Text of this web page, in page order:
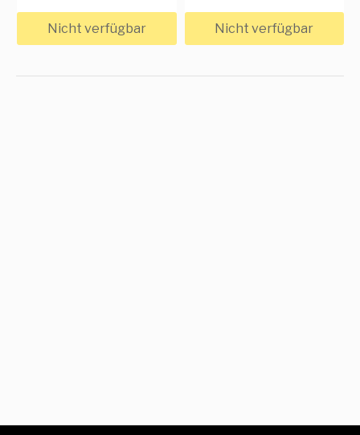
Nicht verfügbar Nicht verfügbar